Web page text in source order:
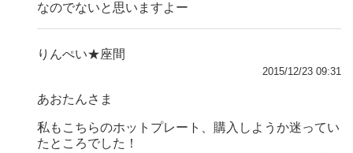
なのでないと思いますよー
りんぺい★座間
2015/12/23 09:31
あおたんさま
私もこちらのホットプレート、購入しようか迷ってい
たところでした！